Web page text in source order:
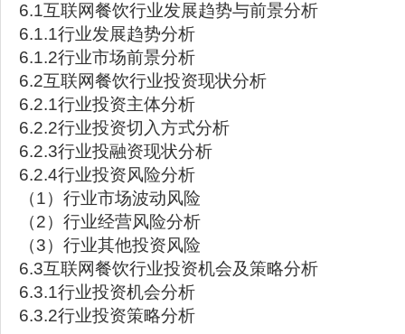
6.1互联网餐饮行业发展趋势与前景分析
6.1.1行业发展趋势分析
6.1.2行业市场前景分析
6.2互联网餐饮行业投资现状分析
6.2.1行业投资主体分析
6.2.2行业投资切入方式分析
6.2.3行业投融资现状分析
6.2.4行业投资风险分析
（1）行业市场波动风险
（2）行业经营风险分析
（3）行业其他投资风险
6.3互联网餐饮行业投资机会及策略分析
6.3.1行业投资机会分析
6.3.2行业投资策略分析